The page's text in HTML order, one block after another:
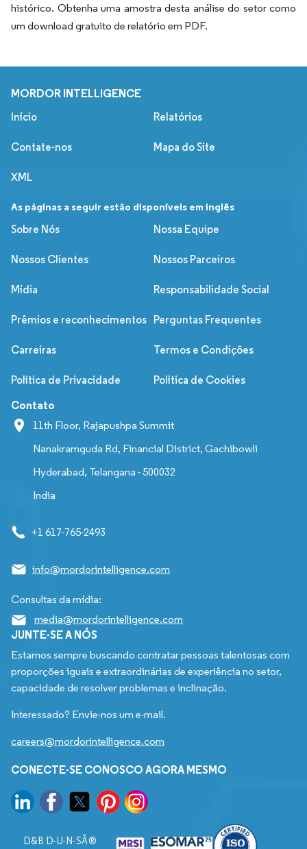
histórico. Obtenha uma amostra desta análise do setor como
um download gratuito de relatório em PDF.
MORDOR INTELLIGENCE
Início Relatórios
Contate-nos Mapa do Site
XML
As páginas a seguir estão disponíveis em inglês
Sobre Nós
Nossa Equipe
Nossos Clientes Nossos Parceiros
Mídia Responsabilidade Social
Prêmios e reconhecimentos Perguntas Frequentes
Carreiras Termos e Condições
Política de Privacidade Política de Cookies
Contato
11th Floor, Rajapushpa Summit
Nanakramguda Rd, Financial District, Gachibowli
Hyderabad, Telangana - 500032
India
+1 617-765-2493
info@mordorintelligence.com
Consultas da mídia:
media@mordorintelligence.com
JUNTE-SE A NÓS
Estamos sempre buscando contratar pessoas talentosas com
proporções iguais e extraordinárias de experiência no setor,
capacidade de resolver problemas e inclinação.
Interessado? Envie-nos um e-mail.
careers@mordorintelligence.com
CONECTE-SE CONOSCO AGORA MESMO
D&B D-U-N-SÂ®